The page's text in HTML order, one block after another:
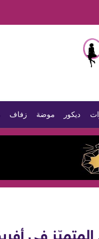
ديكور موضة زفاف